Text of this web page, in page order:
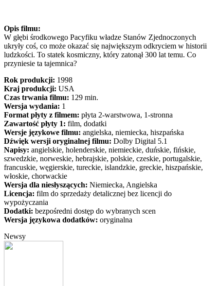
Opis filmu:
W głębi środkowego Pacyfiku władze Stanów Zjednoczonych
ukryły coś, co może okazać się największym odkryciem w historii
ludzkości. To statek kosmiczny, który zatonął 300 lat temu. Co
przyniesie ta tajemnica?
Rok produkcji: 1998
Kraj produkcji: USA
Czas trwania filmu: 129 min.
Wersja wydania: 1
Format płyty z filmem: płyta 2-warstwowa, 1-stronna
Zawartość płyty 1: film, dodatki
Wersje językowe filmu: angielska, niemiecka, hiszpańska
Dźwięk wersji oryginalnej filmu: Dolby Digital 5.1
Napisy: angielskie, holenderskie, niemieckie, duńskie, fińskie,
szwedzkie, norweskie, hebrajskie, polskie, czeskie, portugalskie,
francuskie, węgierskie, tureckie, islandzkie, greckie, hiszpańskie,
włoskie, chorwackie
Wersja dla niesłyszących: Niemiecka, Angielska
Licencja: film do sprzedaży detalicznej bez licencji do
wypożyczania
Dodatki: bezpośredni dostęp do wybranych scen
Wersja językowa dodatków: oryginalna
Newsy